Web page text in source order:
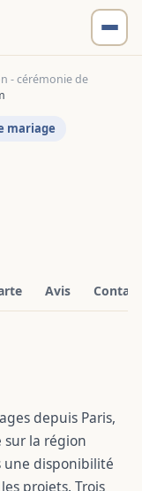
- cérémonie de
mariage
Avis Contact
depuis Paris,
la région
une disponibilité
projets. Trois